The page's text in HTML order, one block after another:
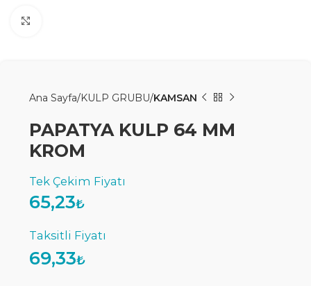
Ana Sayfa KULP GRUBU KAMSAN
PAPATYA KULP 64 MM
KROM
65,23₺
69,33₺